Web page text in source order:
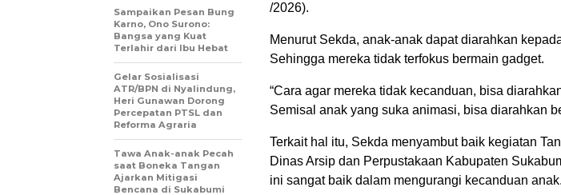
/2026).
Menurut Sekda, anak-anak dapat diarahkan
Sehingga mereka tidak terfokus bermain gadget.
“Cara agar mereka tidak kecanduan, bisa
Semisal anak yang suka animasi, bisa diarahkan
Terkait hal itu, Sekda menyambut baik kegiatan
Dinas Arsip dan Perpustakaan Kabupaten
ini sangat baik dalam mengurangi kecanduan anak.
Sampaikan Pesan Bung
Karno, Ono Surono:
Bangsa yang Kuat
Terlahir dari Ibu Hebat
Gelar Sosialisasi
ATR/BPN di Nyalindung,
Heri Gunawan Dorong
Percepatan PTSL dan
Reforma Agraria
Tawa Anak-anak Pecah
saat Boneka Tangan
Ajarkan Mitigasi
Bencana di Sukabumi